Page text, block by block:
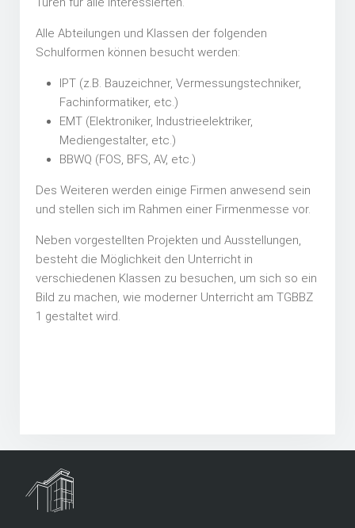
Alle Abteilungen und Klassen der folgenden
Schulformen können besucht werden:
IPT (z.B. Bauzeichner, Vermessungstechniker,
Fachinformatiker, etc.)
EMT (Elektroniker, Industrieelektriker,
Mediengestalter, etc.)
BBWQ (FOS, BFS, AV, etc.)
Des Weiteren werden einige Firmen anwesend sein
und stellen sich im Rahmen einer Firmenmesse vor.
Neben vorgestellten Projekten und Ausstellungen,
besteht die Möglichkeit den Unterricht in
verschiedenen Klassen zu besuchen, um sich so ein
Bild zu machen, wie moderner Unterricht am TGBBZ
1 gestaltet wird.